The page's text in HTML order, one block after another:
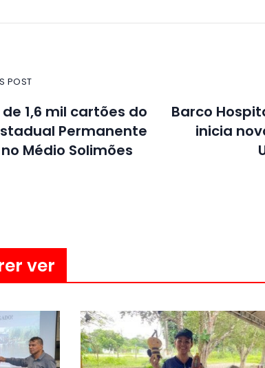
POST
1,6 mil cartões do
Permanente
Médio Solimões
Barco
inicia
ver